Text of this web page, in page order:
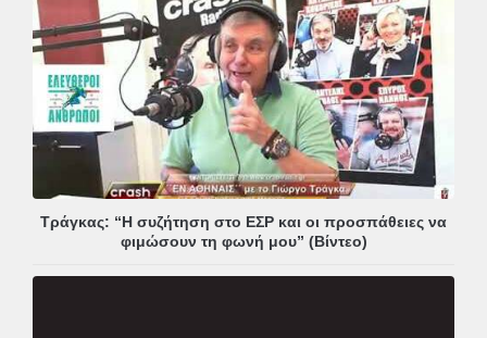
Τράγκας: “Η συζήτηση στο ΕΣΡ και οι προσπάθειες να
φιμώσουν τη φωνή μου” (Βίντεο)